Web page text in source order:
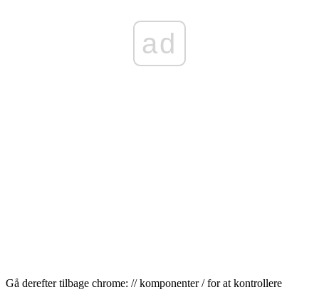
ad
Gå derefter tilbage chrome: // komponenter / for at kontrollere